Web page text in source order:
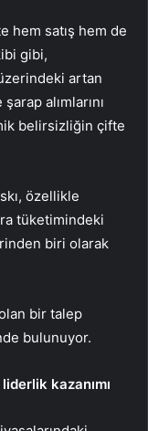
hem satış hem de
gibi,
artan
alımlarını
belirsizliğin çifte
özellikle
tüketimindeki
biri olarak
bir talep
bulunuyor.
kazanımı